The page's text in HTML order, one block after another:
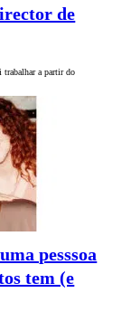
de
a partir do
pesssoa
tem (e